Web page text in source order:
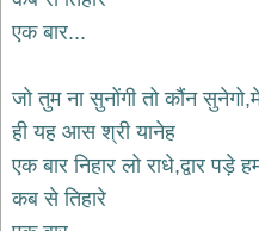
bhajans
भजन
jain
bhajans
दुर्गा
भजन
एक बार...
जो तुम ना सुनोंगी तो कौंन
ही यह आस श्री यानेह
एक बार निहार लो राधे,द्वार पड़े
कब से तिहारे